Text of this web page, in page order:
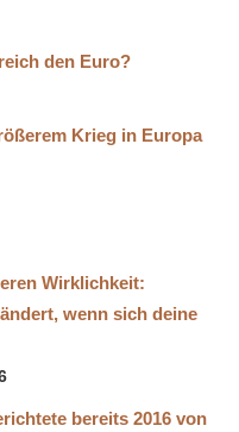
den Euro?
Krieg in Europa
Wirklichkeit:
wenn sich deine
bereits 2016 von